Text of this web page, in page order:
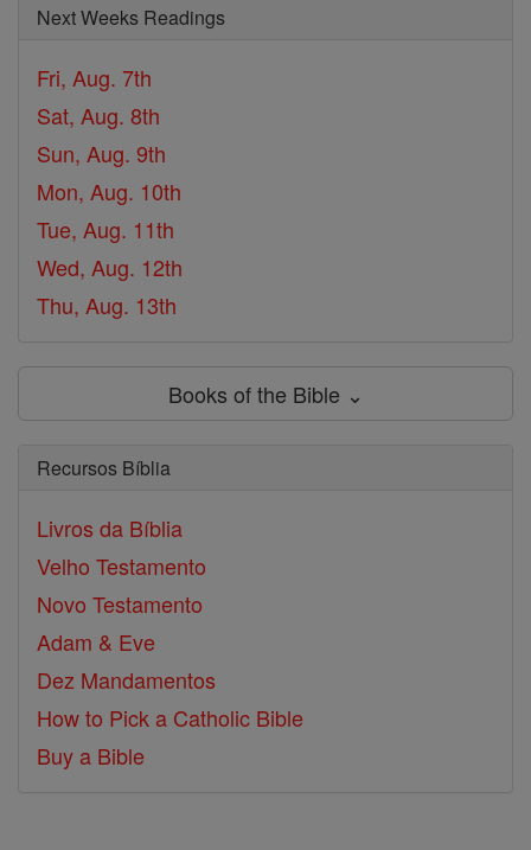
Next Weeks Readings
Fri, Aug. 7th
Sat, Aug. 8th
Sun, Aug. 9th
Mon, Aug. 10th
Tue, Aug. 11th
Wed, Aug. 12th
Thu, Aug. 13th
Books of the Bible ⌄
Recursos Bíblia
Livros da Bíblia
Velho Testamento
Novo Testamento
Adam & Eve
Dez Mandamentos
How to Pick a Catholic Bible
Buy a Bible